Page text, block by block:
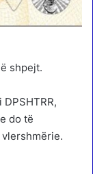
shpejt.
do të